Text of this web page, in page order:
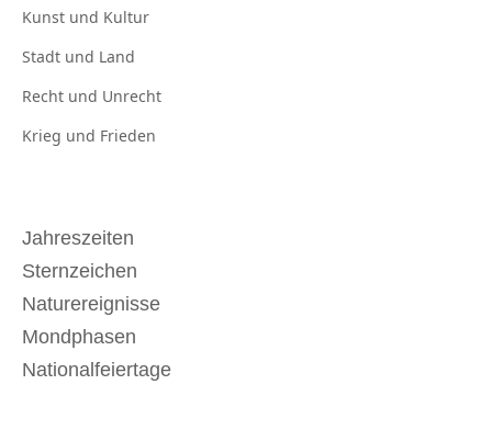
Kunst und Kultur
Stadt und Land
Recht und Unrecht
Krieg und Frieden
Jahreszeiten
Sternzeichen
Naturereignisse
Mondphasen
Nationalfeiertage